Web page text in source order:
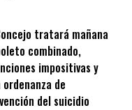
tratará mañana
combinado,
impositivas y
ordenanza de
del suicidio